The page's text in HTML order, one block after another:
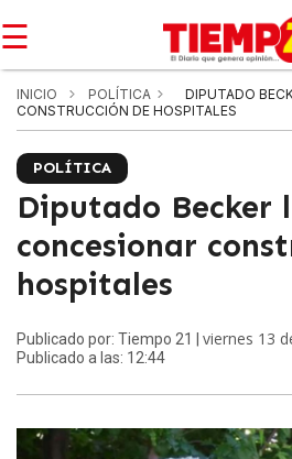
☰
INICIO POLÍTICA
DIPUTADO
CONSTRUCCIÓN DE HOSPITALES
POLÍTICA
Diputado Becker
concesionar
hospitales
Publicado por: Tiempo 21 | viernes 13
Publicado a las: 12:44